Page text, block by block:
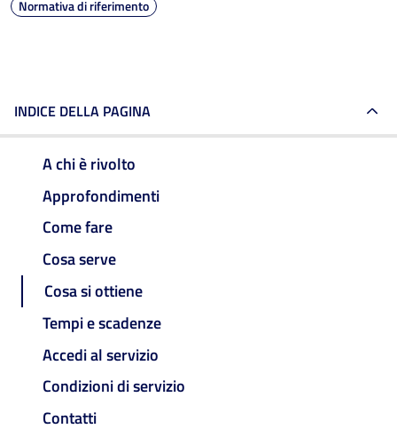
Normativa di riferimento
INDICE DELLA PAGINA
A chi è rivolto
Approfondimenti
Come fare
Cosa serve
Cosa si ottiene
Tempi e scadenze
Accedi al servizio
Condizioni di servizio
Contatti